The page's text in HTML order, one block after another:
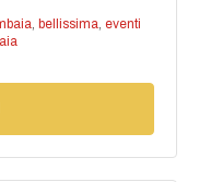
bellissima eventi